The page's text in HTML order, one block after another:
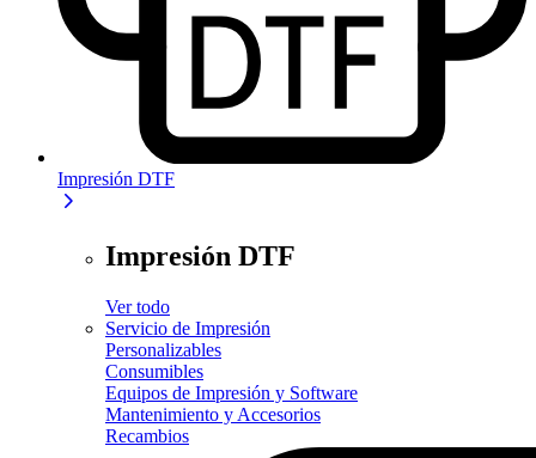
Impresión DTF
Impresión DTF
Ver todo
Servicio de Impresión
Personalizables
Consumibles
Equipos de Impresión y Software
Mantenimiento y Accesorios
Recambios